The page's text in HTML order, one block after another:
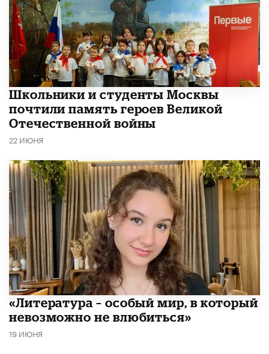
Школьники и студенты Москвы
почтили память героев Великой
Отечественной войны
22 ИЮНЯ
​«Литература – особый мир, в который
невозможно не влюбиться»
19 ИЮНЯ